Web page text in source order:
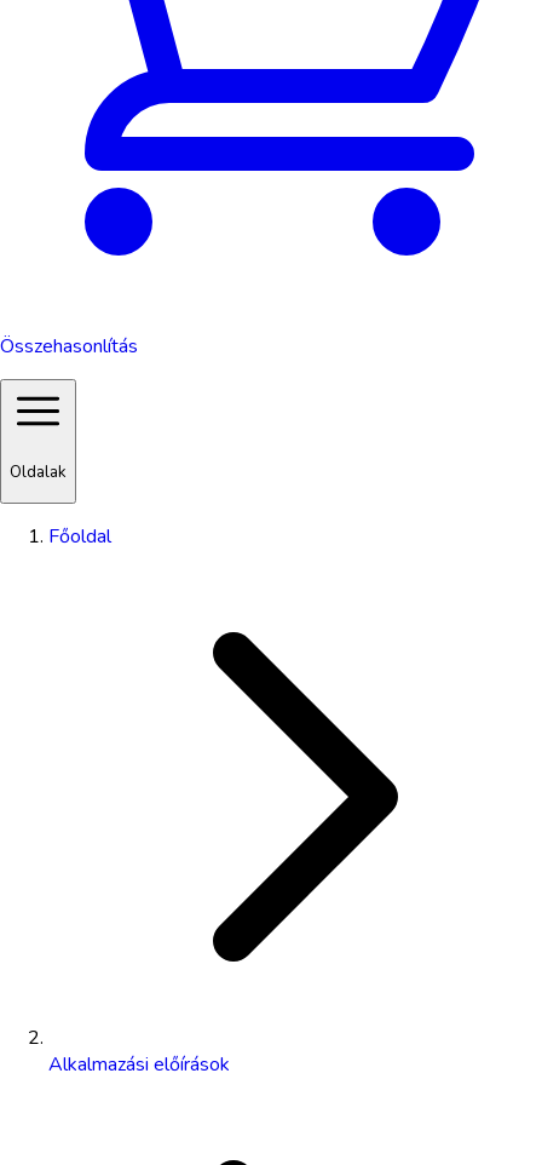
Összehasonlítás
Oldalak
Főoldal
Alkalmazási előírások